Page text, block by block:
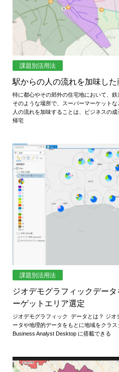
課題別活用法
駅からの人の流れを加味した
特に都心やその郊外の住宅地において、鉄
そのような場所で、スーパーマーケット
人の流れを加味することは、ビジネスの
帰宅
課題別活用法
ジオデモグラフィックデー
ーゲットエリア選定
ジオデモグラフィック データとは？ ジ
ータや地理的データをもとに地域をクラ
Business Analyst Desktop に搭載できる